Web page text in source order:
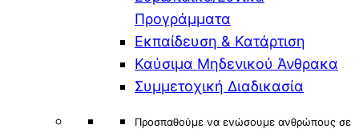
Προγράμματα
Εκπαίδευση & Κατάρτιση
Καύσιμα Μηδενικού Άνθρακα
Συμμετοχική Διαδικασία
Προσπαθούμε να ενώσουμε ανθρώπους σε